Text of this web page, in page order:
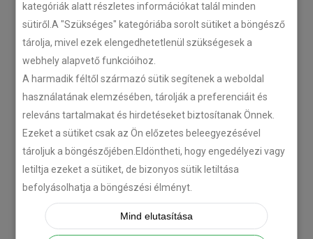
kategóriák alatt részletes információkat talál minden
sütiről.A "Szükséges" kategóriába sorolt sütiket a böngésző
tárolja, mivel ezek elengedhetetlenül szükségesek a
webhely alapvető funkcióihoz.
A harmadik féltől származó sütik segítenek a weboldal
használatának elemzésében, tárolják a preferenciáit és
releváns tartalmakat és hirdetéseket biztosítanak Önnek.
Ezeket a sütiket csak az Ön előzetes beleegyezésével
tároljuk a böngészőjében.Eldöntheti, hogy engedélyezi vagy
letiltja ezeket a sütiket, de bizonyos sütik letiltása
befolyásolhatja a böngészési élményt.
Mind elutasítása
Plug’n’Play tempomat ISUZU
N-szériás teherautókhoz
2018-07-26
2018-06-12
Citroën C-Zero tempomat
2018-02-14